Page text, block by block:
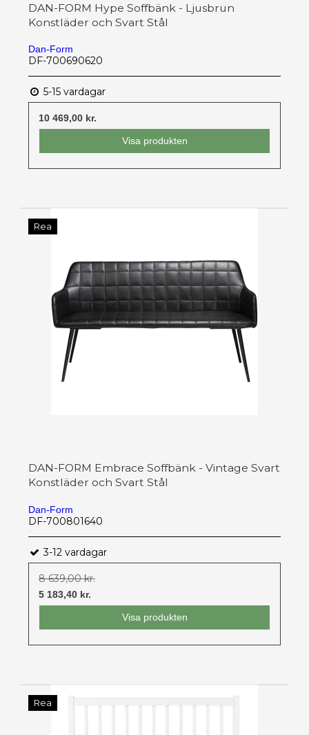
DAN-FORM Hype Soffbänk - Ljusbrun
Konstläder och Svart Stål
Dan-Form
DF-700690620
5-15 vardagar
10 469,00 kr.
Visa produkten
Rea
DAN-FORM Embrace Soffbänk - Vintage Svart
Konstläder och Svart Stål
Dan-Form
DF-700801640
3-12 vardagar
8 639,00 kr.
5 183,40 kr.
Visa produkten
Rea